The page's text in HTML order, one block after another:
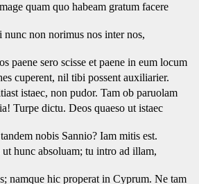
quam quo habeam gratum facere
nunc non norimus nos inter nos,
paene sero scisse et paene in eum locum
cuperent, nil tibi possent auxiliarier.
istaec, non pudor. Tam ob paruolam
Turpe dictu. Deos quaeso ut istaec
nobis Sannio? Iam mitis est.
hunc absoluam; tu intro ad illam,
namque hic properat in Cyprum. Ne tam